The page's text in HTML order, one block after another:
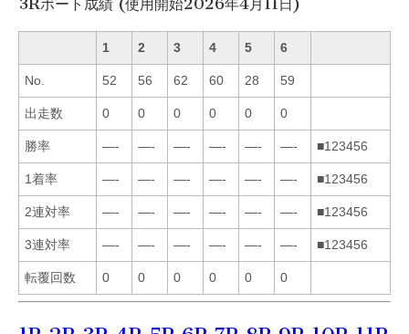
1 2 3 4 5 6
No. 52 56 62 60 28 59
出走数 0 0 0 0 0 0
勝率 —- —- —- —- —- —- ■123456
1着率 —- —- —- —- —- —- ■123456
2連対率 —- —- —- —- —- —- ■123456
3連対率 —- —- —- —- —- —- ■123456
転覆回数 0 0 0 0 0 0